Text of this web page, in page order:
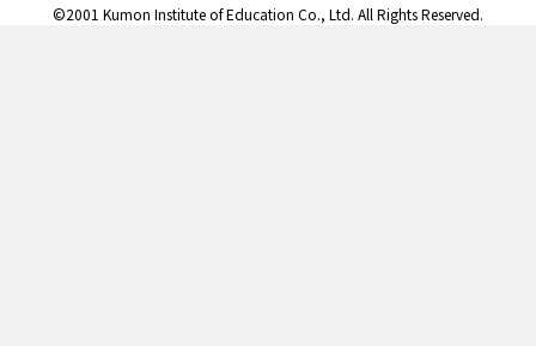
©2001 Kumon Institute of Education Co., Ltd. All Rights Reserved.